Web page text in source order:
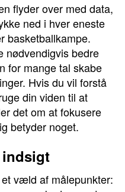
flyder over med data,
ned i hver eneste
basketballkampe.
nødvendigvis bedre
for mange tal skabe
Hvis du vil forstå
din viden til at
det om at fokusere
betyder noget.
væld af målepunkter: